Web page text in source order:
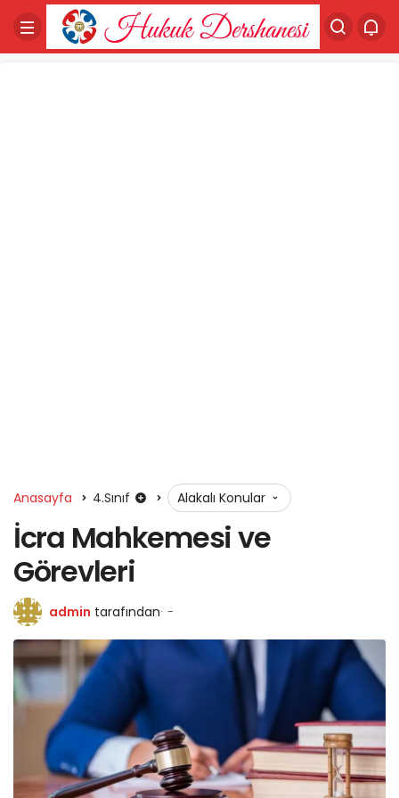
Anasayfa 4.Sınıf Alakalı Konular
İcra Mahkemesi ve
Görevleri
admin tarafından -